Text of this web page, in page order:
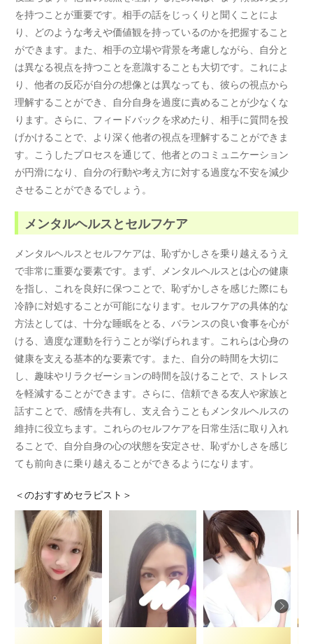
を持つことが重要です。相手の話をじっくりと聞くことによ
り、どのような考えや価値観を持っているのかを把握すること
ができます。また、相手の立場や背景を考慮しながら、自分と
は異なる視点を持つことを意識することも大切です。これによ
り、他者の反応が自分の想像とは異なっても、彼らの視点から
理解することができ、自分自身を過度に責めることが少なくな
ります。さらに、フィードバックを求めたり、相手に質問を投
げかけることで、より深く他者の視点を理解することができま
す。こうしたプロセスを通じて、他者とのコミュニケーション
が円滑になり、自分の行動や考え方に対する過度な不安を減少
させることができるでしょう。
メンタルヘルスとセルフケア
メンタルヘルスとセルフケアは、恥ずかしさを乗り越えるうえ
で非常に重要な要素です。まず、メンタルヘルスとは心の健康
を指し、これを良好に保つことで、恥ずかしさを感じた際にも
冷静に対処することが可能になります。セルフケアの具体的な
方法としては、十分な睡眠をとる、バランスの良い食事を心が
ける、適度な運動を行うことが挙げられます。これらは心身の
健康を支える基本的な要素です。また、自分の時間を大切に
し、趣味やリラクゼーションの時間を設けることで、ストレス
を軽減することができます。さらに、信頼できる友人や家族と
話すことで、感情を共有し、支え合うこともメンタルヘルスの
維持に役立ちます。これらのセルフケアを日常生活に取り入れ
ることで、自分自身の心の状態を安定させ、恥ずかしさを感じ
ても前向きに乗り越えることができるようになります。
＜のおすすめセラピスト＞